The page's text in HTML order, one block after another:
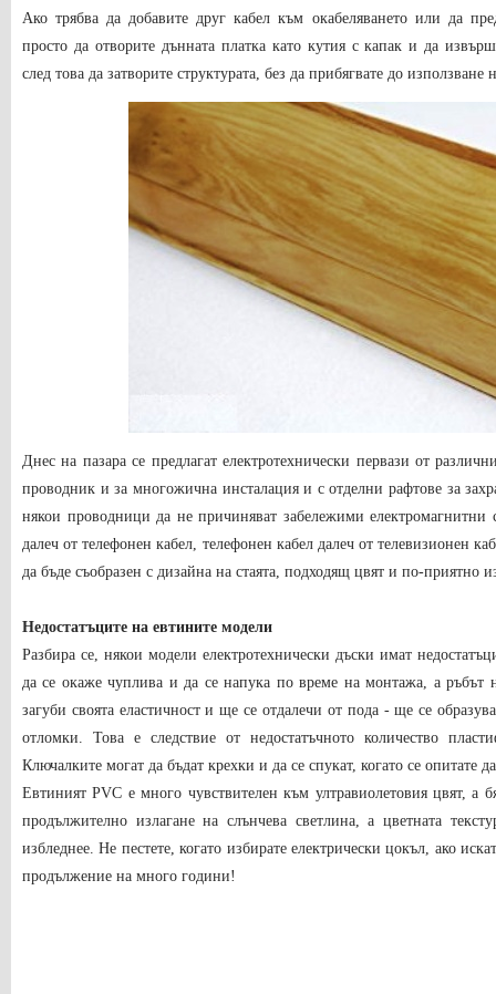
Ако трябва да добавите друг кабел към окабеляването или да
просто да отворите дънната платка като кутия с капак и да
след това да затворите структурата, без да прибягвате до
Днес на пазара се предлагат електротехнически первази от
проводник и за многожична инсталация и с отделни рафтове за
някои проводници да не причиняват забележими
далеч от телефонен кабел, телефонен кабел далеч от телевизионен
да бъде съобразен с дизайна на стаята, подходящ цвят и по-приятно
Недостатъците на евтините модели
Разбира се, някои модели електротехнически дъски имат
да се окаже чуплива и да се напука по време на монтажа, а ръбът
загуби своята еластичност и ще се отдалечи от пода - ще се
отломки. Това е следствие от недостатъчното количество
Ключалките могат да бъдат крехки и да се спукат, когато се опитате
Евтиният PVC е много чувствителен към ултравиолетовия цвят, а
продължително излагане на слънчева светлина, а цветната
избледнее. Не пестете, когато избирате електрически цокъл, ако
продължение на много години!